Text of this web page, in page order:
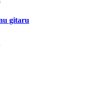
gitaru